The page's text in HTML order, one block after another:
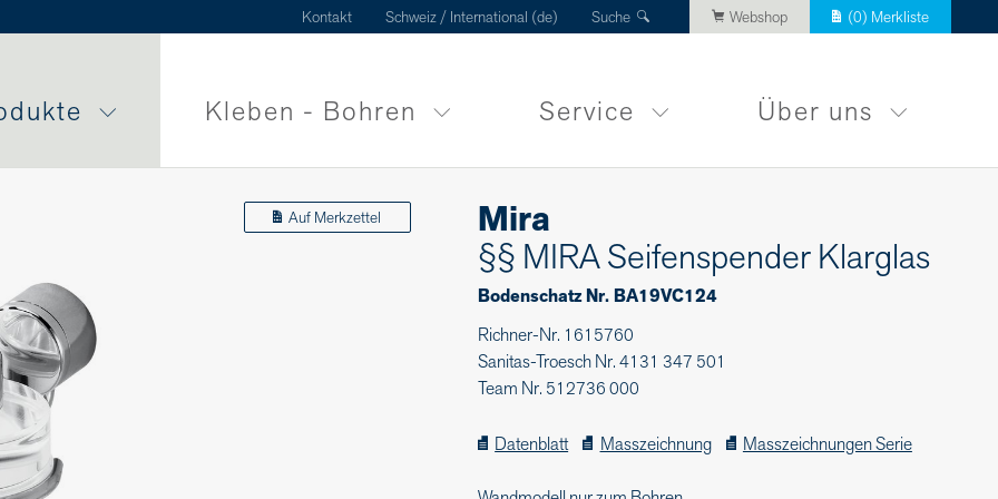
Kontakt Schweiz / International (de) Suche Webshop (0) Merkliste
Kleben - Bohren Service Über uns
Auf Merkzettel
Mira
§§ MIRA Seifenspender Klarglas
Bodenschatz Nr. BA19VC124
Richner-Nr. 1615760
Sanitas-Troesch Nr. 4131 347 501
Team Nr. 512736 000
Datenblatt Masszeichnung Masszeichnungen Serie